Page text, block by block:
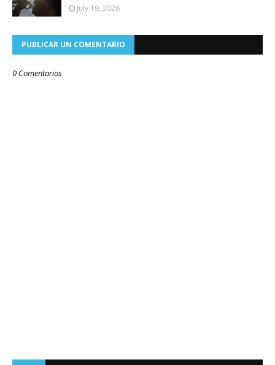
July 19, 2026
PUBLICAR UN COMENTARIO
0 Comentarios